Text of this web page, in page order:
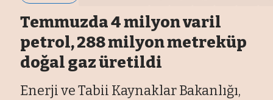
Temmuzda 4 milyon varil
petrol, 288 milyon metreküp
doğal gaz üretildi
Enerji ve Tabii Kaynaklar Bakanlığı,